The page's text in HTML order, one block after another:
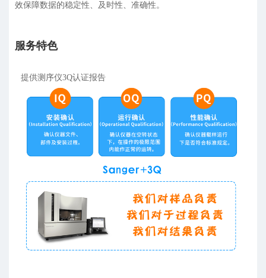
效保障数据的稳定性、及时性、准确性。
服务特色
提供测序仪3Q认证报告